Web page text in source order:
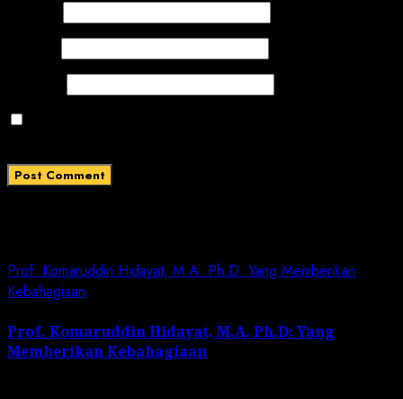
Prof. Komaruddin Hidayat, M.A. Ph.D: Yang Memberikan
Kebahagiaan
Prof. Komaruddin Hidayat, M.A. Ph.D: Yang
Memberikan Kebahagiaan